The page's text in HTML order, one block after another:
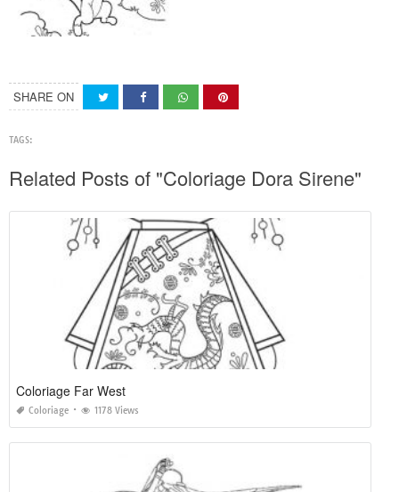
SHARE ON
TAGS:
Related Posts of "Coloriage Dora Sirene"
Coloriage Far West
Coloriage 1178 Views